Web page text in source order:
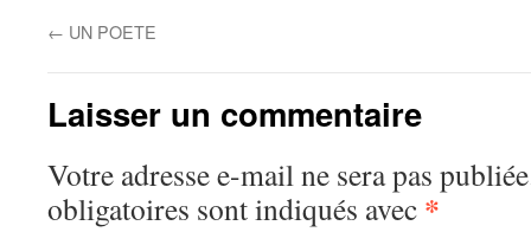
← UN POETE
Laisser un commentaire
Votre adresse e-mail ne sera pas
obligatoires sont indiqués avec *